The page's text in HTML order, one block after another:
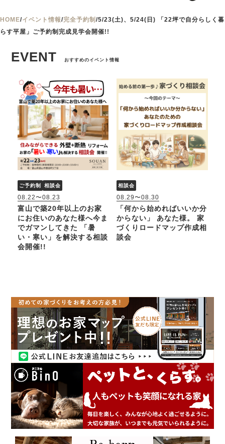
HOME/イベント情報/完全予約制 /5/23(土)、5/24(日) 「22坪で自分らしく暮
らす平屋」ご予約制完成見学会開催!!
EVENT おすすめのイベント情報
ご予約制 相談会
08.22〜08.23
富山で築20年以上のお家
にお住いのあなた様へ今ま
でガマンしてきた 「暑
い・寒い」を解決する相談
会開催!!
相談会
08.29〜08.30
「何から始めればいいか分
からない」 あなた様。 家
づくりロードマップ作成相
談会